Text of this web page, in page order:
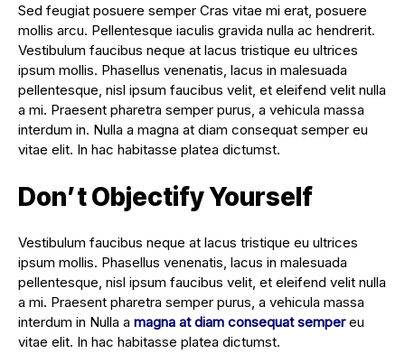
Sed feugiat posuere semper Cras vitae mi erat, posuere
mollis arcu. Pellentesque iaculis gravida nulla ac hendrerit.
Vestibulum faucibus neque at lacus tristique eu ultrices
ipsum mollis. Phasellus venenatis, lacus in malesuada
pellentesque, nisl ipsum faucibus velit, et eleifend velit nulla
a mi. Praesent pharetra semper purus, a vehicula massa
interdum in. Nulla a magna at diam consequat semper eu
vitae elit. In hac habitasse platea dictumst.
Don’t Objectify Yourself
Vestibulum faucibus neque at lacus tristique eu ultrices
ipsum mollis. Phasellus venenatis, lacus in malesuada
pellentesque, nisl ipsum faucibus velit, et eleifend velit nulla
a mi. Praesent pharetra semper purus, a vehicula massa
interdum in Nulla a magna at diam consequat sempereu
vitae elit. In hac habitasse platea dictumst.